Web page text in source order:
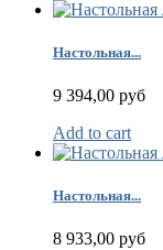
Настольная...
9 394,00 руб
Add to cart
Настольная...
8 933,00 руб